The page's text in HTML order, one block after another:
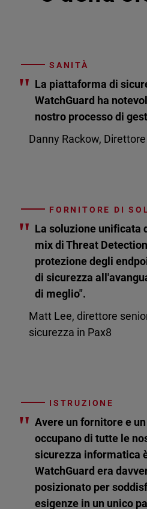
SANITÀ
" La piattaforma di
WatchGuard ha
nostro processo di
Danny Rackow,
FORNITORE DI
" La soluzione unificata
mix di Threat
protezione degli
di sicurezza
di meglio".
Matt Lee, direttore
sicurezza in Pax8
ISTRUZIONE
" Avere un fornitore e
occupano di tutte le
sicurezza informatica
WatchGuard era
posizionato per
esigenze in un unico